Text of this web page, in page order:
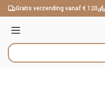
Ga naar de inhoud
Gratis verzending vanaf € 120
Menu
Product, merk, categorie...